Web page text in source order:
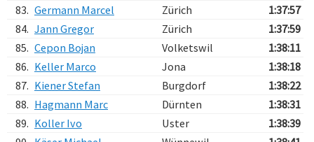
83. Germann Marcel Zürich
1:37:57
84. Jann Gregor Zürich
1:37:59
85. Cepon Bojan Volketswil
1:38:11
86. Keller Marco Jona
1:38:18
87. Kiener Stefan Burgdorf
1:38:22
88. Hagmann Marc Dürnten
1:38:31
89. Koller Ivo Uster
1:38:39